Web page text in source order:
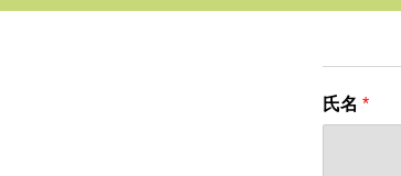
氏名 *